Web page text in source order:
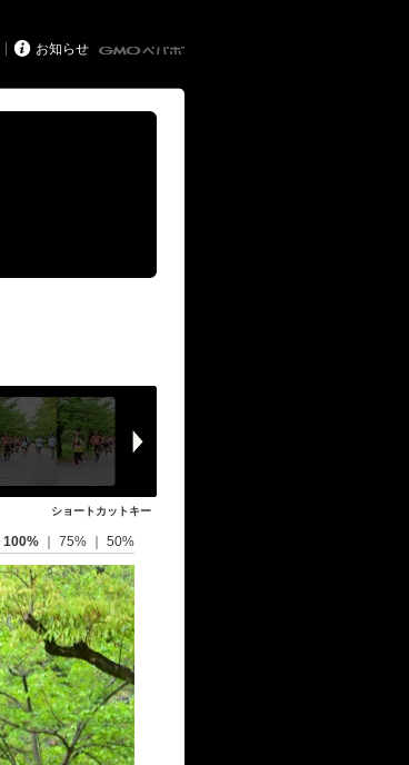
 お知らせ
ショートカットキー
100% 75% 50%